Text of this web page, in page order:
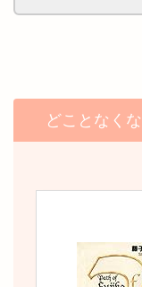
どことなく